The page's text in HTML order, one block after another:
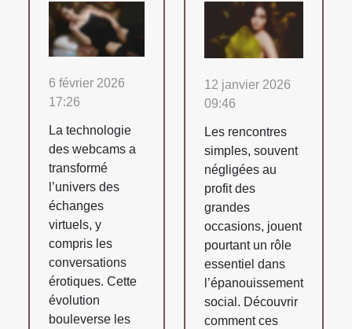
6 février 2026
17:26
La technologie
des webcams a
transformé
l’univers des
échanges
virtuels, y
compris les
conversations
érotiques. Cette
évolution
bouleverse les
12 janvier 2026
09:46
Les rencontres
simples, souvent
négligées au
profit des
grandes
occasions, jouent
pourtant un rôle
essentiel dans
l’épanouissement
social. Découvrir
comment ces